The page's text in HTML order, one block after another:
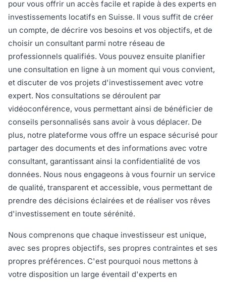
pour vous offrir un accès facile et rapide à des experts en
investissements locatifs en Suisse. Il vous suffit de créer
un compte, de décrire vos besoins et vos objectifs, et de
choisir un consultant parmi notre réseau de
professionnels qualifiés. Vous pouvez ensuite planifier
une consultation en ligne à un moment qui vous convient,
et discuter de vos projets d'investissement avec votre
expert. Nos consultations se déroulent par
vidéoconférence, vous permettant ainsi de bénéficier de
conseils personnalisés sans avoir à vous déplacer. De
plus, notre plateforme vous offre un espace sécurisé pour
partager des documents et des informations avec votre
consultant, garantissant ainsi la confidentialité de vos
données. Nous nous engageons à vous fournir un service
de qualité, transparent et accessible, vous permettant de
prendre des décisions éclairées et de réaliser vos rêves
d'investissement en toute sérénité.
Nous comprenons que chaque investisseur est unique,
avec ses propres objectifs, ses propres contraintes et ses
propres préférences. C'est pourquoi nous mettons à
votre disposition un large éventail d'experts en